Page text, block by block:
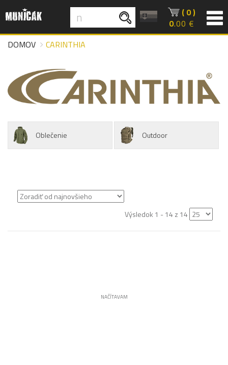
( 0 )
0.00 €
DOMOV
CARINTHIA
Oblečenie Outdoor
Výsledok 1 - 14 z 14
NAČÍTAVAM